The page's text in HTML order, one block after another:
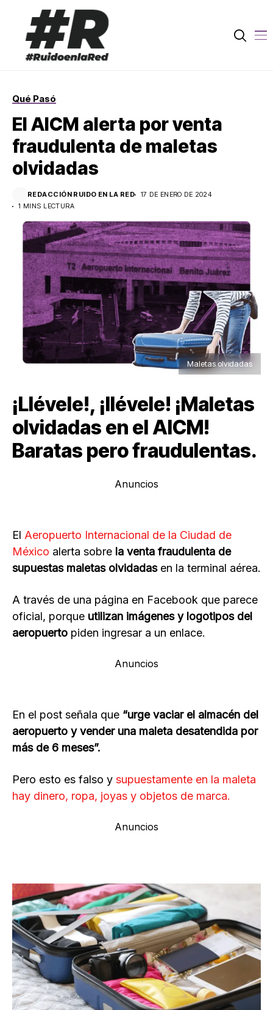
Qué Pasó
El AICM alerta por venta
fraudulenta de maletas
olvidadas
REDACCIÓN RUIDO EN LA RED
17 DE ENERO DE 2024
1 MINS LECTURA
Maletas olvidadas
¡Llévele!, ¡llévele! ¡Maletas
olvidadas en el AICM!
Baratas pero fraudulentas.
Anuncios
El Aeropuerto Internacional de la Ciudad de
México alerta sobre la venta fraudulenta de
supuestas maletas olvidadas en la terminal aérea.
A través de una página en Facebook que parece
oficial, porque utilizan imágenes y logotipos del
aeropuerto piden ingresar a un enlace.
Anuncios
En el post señala que “urge vaciar el almacén del
aeropuerto y vender una maleta desatendida por
más de 6 meses”.
Pero esto es falso y supuestamente en la maleta
hay dinero, ropa, joyas y objetos de marca.
Anuncios